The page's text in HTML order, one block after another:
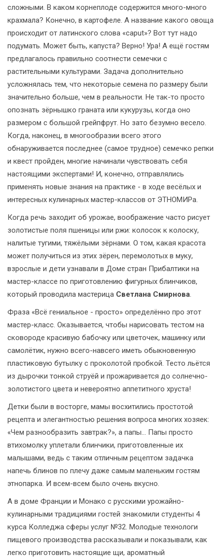
сложными. В каком корнеплоде содержится много-много
крахмала? Конечно, в картофеле. А название какого овоща
происходит от латинского слова «caput»? Вот тут надо
подумать. Может быть, капуста? Верно! Ура! А ещё гостям
предлагалось правильно соотнести семечки с
растительными культурами. Задача дополнительно
усложнялась тем, что некоторые семена по размеру были
значительно больше, чем в реальности. Не так-то просто
опознать зёрнышко граната или кукурузы, когда оно
размером с большой грейпфрут. Но зато безумно весело.
Когда, наконец, в многообразии всего этого
обнаруживается последнее (самое трудное) семечко репки
и квест пройден, многие начинали чувствовать себя
настоящими экспертами! И, конечно, отправлялись
применять новые знания на практике - в ходе весёлых и
интересных кулинарных мастер-классов от ЭТНОМИРа.
Когда речь заходит об урожае, воображение часто рисует
золотистые поля пшеницы или ржи: колосок к колоску,
налитые тугими, тяжёлыми зёрнами. О том, какая красота
может получиться из этих зёрен, перемолотых в муку,
взрослые и дети узнавали в Доме стран Прибалтики на
мастер-классе по приготовлению фигурных блинчиков,
который проводила мастерица Светлана Смирнова.
Фраза «Всё гениальное - просто» определённо про этот
мастер-класс. Оказывается, чтобы нарисовать тестом на
сковороде красивую бабочку или цветочек, машинку или
самолётик, нужно всего-навсего иметь обыкновенную
пластиковую бутылку с проколотой пробкой. Тесто льётся
из дырочки тонкой струёй и прожаривается до солнечно-
золотистого цвета и невероятно аппетитного хруста!
Детки были в восторге, мамы восхитились простотой
рецепта и элегантностью решения вопроса многих хозяек:
«Чем разнообразить завтрак?», а папы… Папы просто
втихомолку уплетали блинчики, приготовленные их
малышами, ведь с таким отличным рецептом задачка
напечь блинов по плечу даже самым маленьким гостям
этнопарка. И всем-всем было очень вкусно.
А в доме Франции и Монако с русскими урожайно-
кулинарными традициями гостей знакомили студенты 4
курса Колледжа сферы услуг №32. Молодые технологи
пищевого производства рассказывали и показывали, как
легко приготовить настоящие щи, ароматный